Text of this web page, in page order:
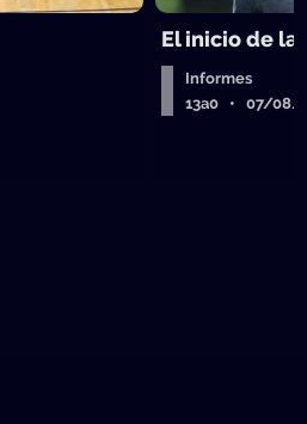
El inicio de la
Informes
13a0 • 07/08/